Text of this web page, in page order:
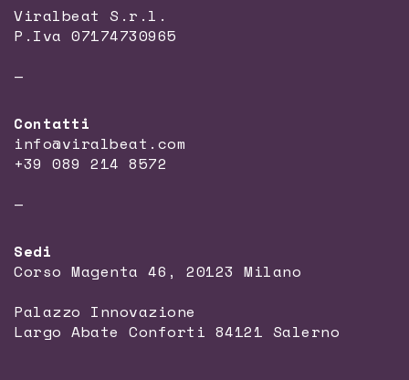
Viralbeat S.r.l.
P.Iva 07174730965
—
Contatti
info@viralbeat.com
+39 089 214 8572
—
Sedi
Corso Magenta 46, 20123 Milano
Palazzo Innovazione
Largo Abate Conforti 84121 Salerno